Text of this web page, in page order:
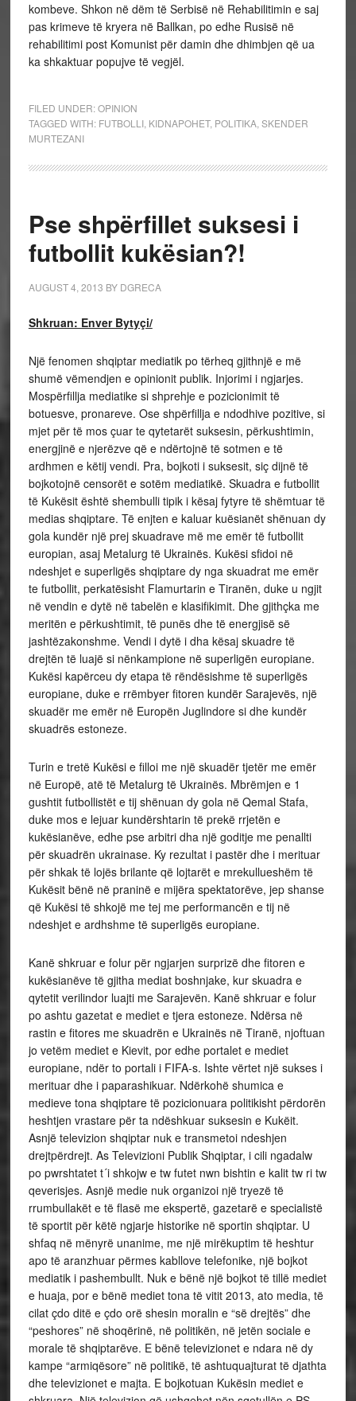
kombeve. Shkon në dëm të Serbisë në Rehabilitimin e saj
pas krimeve të kryera në Ballkan, po edhe Rusisë në
rehabilitimi post Komunist për damin dhe dhimbjen që ua
ka shkaktuar popujve të vegjël.
FILED UNDER:OPINION
TAGGED WITH: FUTBOLLI, KIDNAPOHET, POLITIKA, SKENDER
MURTEZANI
Pse shpërfillet suksesi i
futbollit kukësian?!
AUGUST 4, 2013 BY DGRECA
Shkruan: Enver Bytyçi/
Një fenomen shqiptar mediatik po tërheq gjithnjë e më
shumë vëmendjen e opinionit publik. Injorimi i ngjarjes.
Mospërfillja mediatike si shprehje e pozicionimit të
botuesve, pronareve. Ose shpërfillja e ndodhive pozitive, si
mjet për të mos çuar te qytetarët suksesin, përkushtimin,
energjinë e njerëzve që e ndërtojnë të sotmen e të
ardhmen e këtij vendi. Pra, bojkoti i suksesit, siç dijnë të
bojkotojnë censorët e sotëm mediatikë. Skuadra e futbollit
të Kukësit është shembulli tipik i kësaj fytyre të shëmtuar të
medias shqiptare. Të enjten e kaluar kuësianët shënuan dy
gola kundër një prej skuadrave më me emër të futbollit
europian, asaj Metalurg të Ukrainës. Kukësi sfidoi në
ndeshjet e superligës shqiptare dy nga skuadrat me emër
te futbollit, perkatësisht Flamurtarin e Tiranën, duke u ngjit
në vendin e dytë në tabelën e klasifikimit. Dhe gjithçka me
meritën e përkushtimit, të punës dhe të energjisë së
jashtëzakonshme. Vendi i dytë i dha kësaj skuadre të
drejtën të luajë si nënkampione në superligën europiane.
Kukësi kapërceu dy etapa të rëndësishme të superligës
europiane, duke e rrëmbyer fitoren kundër Sarajevës, një
skuadër me emër në Europën Juglindore si dhe kundër
skuadrës estoneze.
Turin e tretë Kukësi e filloi me një skuadër tjetër me emër
në Europë, atë të Metalurg të Ukrainës. Mbrëmjen e 1
gushtit futbollistët e tij shënuan dy gola në Qemal Stafa,
duke mos e lejuar kundërshtarin të prekë rrjetën e
kukësianëve, edhe pse arbitri dha një goditje me penallti
për skuadrën ukrainase. Ky rezultat i pastër dhe i merituar
për shkak të lojës brilante që lojtarët e mrekullueshëm të
Kukësit bënë në praninë e mijëra spektatorëve, jep shanse
që Kukësi të shkojë me tej me performancën e tij në
ndeshjet e ardhshme të superligës europiane.
Kanë shkruar e folur për ngjarjen surprizë dhe fitoren e
kukësianëve të gjitha mediat boshnjake, kur skuadra e
qytetit verilindor luajti me Sarajevën. Kanë shkruar e folur
po ashtu gazetat e mediet e tjera estoneze. Ndërsa në
rastin e fitores me skuadrën e Ukrainës në Tiranë, njoftuan
jo vetëm mediet e Kievit, por edhe portalet e mediet
europiane, ndër to portali i FIFA-s. Ishte vërtet një sukses i
merituar dhe i paparashikuar. Ndërkohë shumica e
medieve tona shqiptare të pozicionuara politikisht përdorën
heshtjen vrastare për ta ndëshkuar suksesin e Kukëit.
Asnjë televizion shqiptar nuk e transmetoi ndeshjen
drejtpërdrejt. As Televizioni Publik Shqiptar, i cili ngadalw
po pwrshtatet t´i shkojw e tw futet nwn bishtin e kalit tw ri tw
qeverisjes. Asnjë medie nuk organizoi një tryezë të
rrumbullakët e të flasë me ekspertë, gazetarë e specialistë
të sportit për këtë ngjarje historike në sportin shqiptar. U
shfaq në mënyrë unanime, me një mirëkuptim të heshtur
apo të aranzhuar përmes kabllove telefonike, një bojkot
mediatik i pashembullt. Nuk e bënë një bojkot të tillë mediet
e huaja, por e bënë mediet tona të vitit 2013, ato media, të
cilat çdo ditë e çdo orë shesin moralin e “së drejtës” dhe
“peshores” në shoqërinë, në politikën, në jetën sociale e
morale të shqiptarëve. E bënë televizionet e ndara në dy
kampe “armiqësore” në politikë, të ashtuquajturat të djathta
dhe televizionet e majta. E bojkotuan Kukësin mediet e